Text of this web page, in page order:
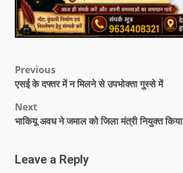
Previous
एसई के दफ्तर में न मिलने से उपभोक्ता गुस्से में
Next
भाकियू अवध ने जमाल को जिला मंत्री नियुक्त किया
Leave a Reply